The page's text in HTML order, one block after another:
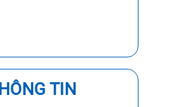
TIN